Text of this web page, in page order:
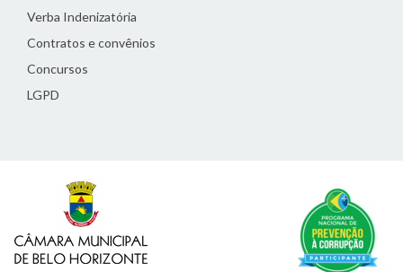
Verba Indenizatória
Contratos e convênios
Concursos
LGPD